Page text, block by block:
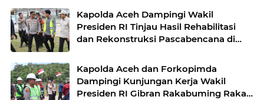
Kapolda Aceh Dampingi Wakil
Presiden RI Tinjau Hasil Rehabilitasi
dan Rekonstruksi Pascabencana di
Kapolda Aceh dan Forkopimda
Dampingi Kunjungan Kerja Wakil
Presiden RI Gibran Rakabuming Raka